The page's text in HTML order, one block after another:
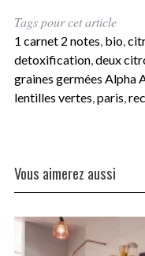
Tags pour cet article
1 carnet 2 notes bio,
detoxification, deux
graines germées Alpha
lentilles vertes paris
Vous aimerez aussi